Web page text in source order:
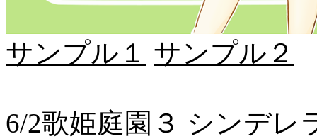
サンプル１ サンプル２
6/2歌姫庭園３ シンデレ